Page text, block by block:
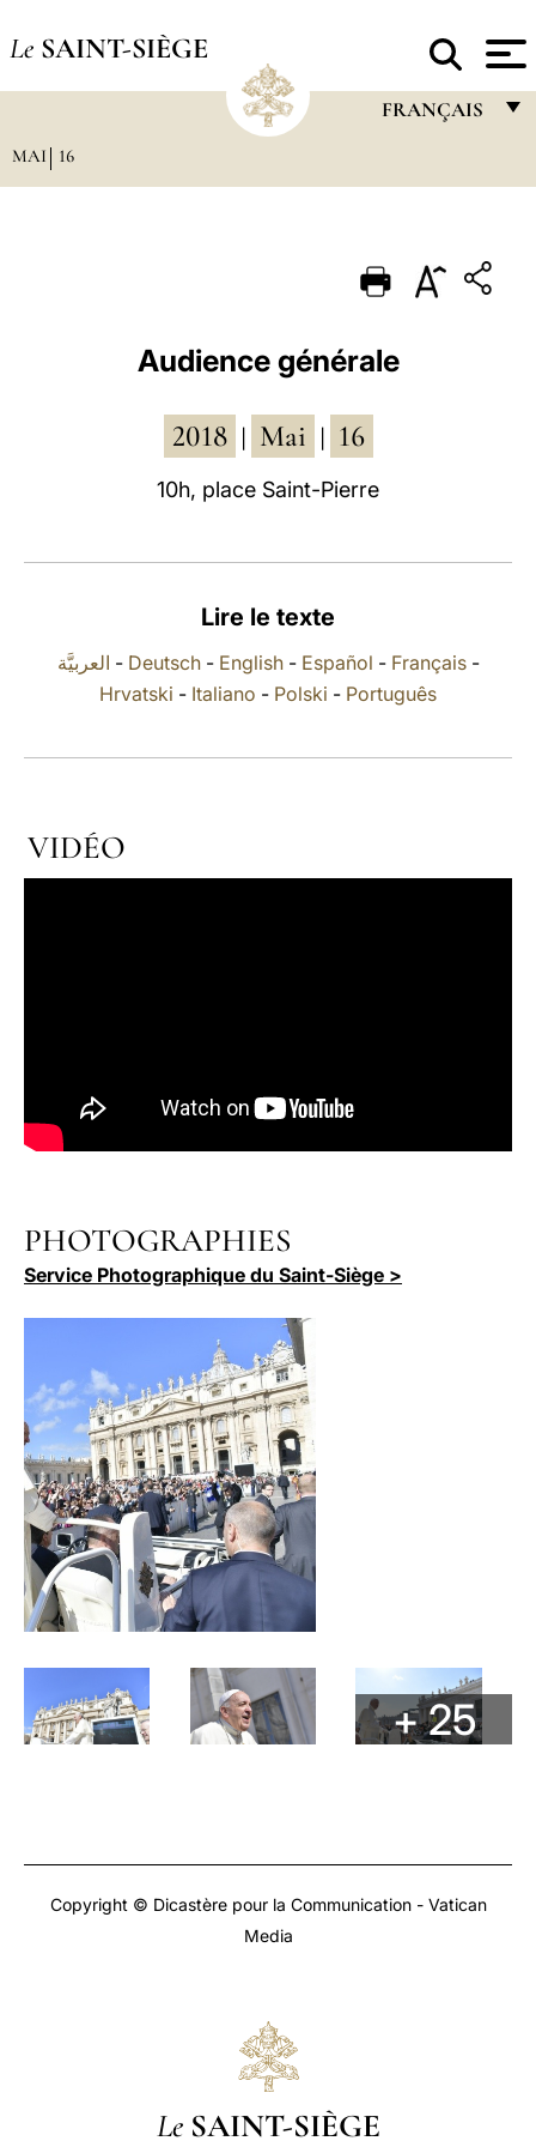
Le SAINT-SIÈGE
FRANÇAIS
PORTUGUÊS
ESPAÑOL
MAI 16
Audience générale
2018 Mai 16
10h, place Saint-Pierre
Lire le texte
العربيَّة - Deutsch- English- Español - Français-
Hrvatski - Italiano - Polski - Português
VIDÉO
PHOTOGRAPHIES
Service Photographique du Saint-Siège >
+ 25
Copyright © Dicastère pour la Communication - Vatican
Media
Le SAINT-SIÈGE